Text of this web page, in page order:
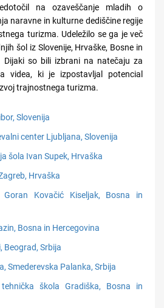
na ozaveščanje mladih o
naravne in kulturne dediščine regije
turizma. Udeležilo se ga je več
šol iz Slovenije, Hrvaške, Bosne in
Dijaki so bili izbrani na natečaju za
videa, ki je izpostavljal potencial
trajnostnega turizma.
Slovenija
center Ljubljana, Slovenija
šola Ivan Supek, Hrvaška
Hrvaška
Kovačić Kiseljak, Bosna in
Bosna in Hercegovina
Beograd, Srbija
Smederevska Palanka, Srbija
škola Gradiška, Bosna in